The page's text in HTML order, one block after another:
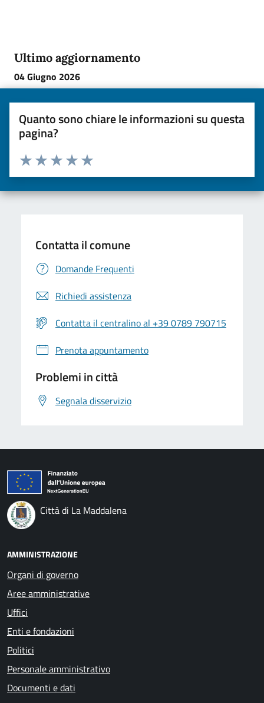
Ultimo aggiornamento
04 Giugno 2026
Quanto sono chiare le informazioni su questa
pagina?
Valuta da 1 a 5 stelle la pagina
Valuta 5 stelle su 5
Valuta 4 stelle su 5
Valuta 3 stelle su 5
Valuta 2 stelle su 5
Valuta una stella su 5
Contatta il comune
Domande Frequenti
Richiedi assistenza
Contatta il centralino al +39 0789 790715
Prenota appuntamento
Problemi in città
Segnala disservizio
Città di La Maddalena
AMMINISTRAZIONE
Organi di governo
Aree amministrative
Uffici
Enti e fondazioni
Politici
Personale amministrativo
Documenti e dati